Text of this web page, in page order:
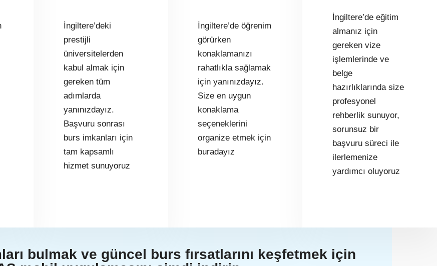
İngiltere’deki
prestijli
üniversitelerden
kabul almak için
gereken tüm
adımlarda
yanınızdayız.
Başvuru sonrası
burs imkanları için
tam kapsamlı
hizmet sunuyoruz
İngiltere’de öğrenim
görürken
konaklamanızı
rahatlıkla sağlamak
için yanınızdayız.
Size en uygun
konaklama
seçeneklerini
organize etmek için
buradayız
İngiltere’de eğitim
almanız için
gereken vize
işlemlerinde ve
belge
hazırlıklarında size
profesyonel
rehberlik sunuyor,
sorunsuz bir
başvuru süreci ile
ilerlemenize
yardımcı oluyoruz
bulmak ve güncel burs fırsatlarını keşfetmek için